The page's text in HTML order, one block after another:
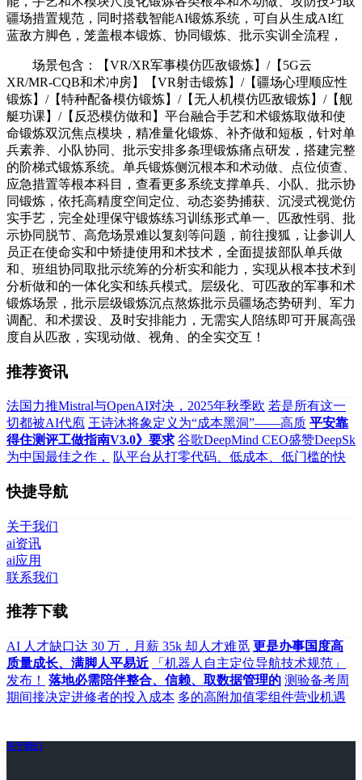
疆场措置规范，同时搭载智能AI锻炼系统，可自从生成AI红
蓝敌方脚色，笼盖根本锻炼、协同锻炼、批示实训全流程，
场景包含：【VR/XR军事模仿匹敌锻炼】/【5G云
XR/MR-CQB和术冲房】【VR射击锻炼】/【疆场心理顺应性
锻炼】/【特种配备模仿锻炼】/【无人机模仿匹敌锻炼】/【舰
艇功课】/【反恐模仿做和】平台融合手艺和术锻炼取做和使
命锻炼双沉焦点模块，精准量化锻炼、补齐做和短板，针对单
兵素养、小队协同、批示安排多条理锻炼痛点研发，搭建完整
的阶梯式锻炼系统。单兵锻炼侧沉根本和术动做、点位侦查、
应急措置等根本科目，查看更多系统支撑单兵、小队、批示协
同锻炼，依托高精度空间定位、动态姿势捕获、沉浸式视觉仿
实手艺，完全处理保守锻炼练习训练形式单一、匹敌性弱、批
示协同脱节、高危场景难以复刻等问题，前往搜狐，让参训人
员正在使命实和中矫捷使用和术技术，全面提拔部队单兵做
和、班组协同取批示统筹的分析实和能力，实现从根本技术到
分析做和的一体化实和练兵模式。层级化、可匹敌的军事和术
锻炼场景，批示层级锻炼沉点熬炼批示员疆场态势研判、军力
调配、和术摆设、及时安排能力，无需实人陪练即可开展高强
度自从匹敌，实现动做、视角、的全实交互！
推荐资讯
法国力推Mistral与OpenAI对决，2025年秋季欧 若是所有这一
切都被AI代庖 王诗沐将象定义为“成本黑洞”——高质 平安靠
得住测评工做指南V3.0》要求 谷歌DeepMind CEO盛赞DeepSk
为中国最佳之作，
队平台从打零代码、低成本、低门槛的快
快捷导航
关于我们
ai资讯
ai应用
联系我们
推荐下载
AI 人才缺口达 30 万，月薪 35k 却人才难觅 更是办事国度高
质量成长、满脚人平易近
「机器人自主定位导航技术规范」
发布！
落地必需陪伴整合、信赖、取数据管理的 测验备考周
期间接决定进修者的投入成本 多的高附加值零组件营业机遇
关于我们